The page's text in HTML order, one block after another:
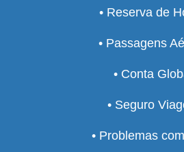
• Reserva de
• Passagens
• Conta
• Seguro
• Problemas